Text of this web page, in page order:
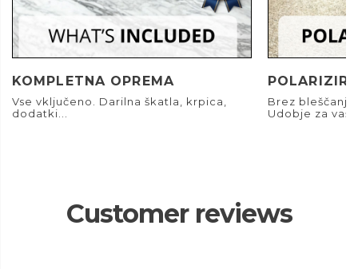
KOMPLETNA OPREMA
Vse vključeno. Darilna škatla, krpica,
dodatki...
Brez
Udobje za
Customer reviews